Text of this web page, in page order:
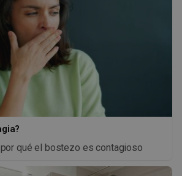
qué el bostezo es contagioso